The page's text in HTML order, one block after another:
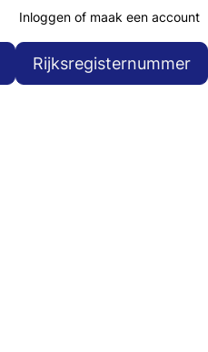
Rijksregisternummer
Inloggen of maak een account